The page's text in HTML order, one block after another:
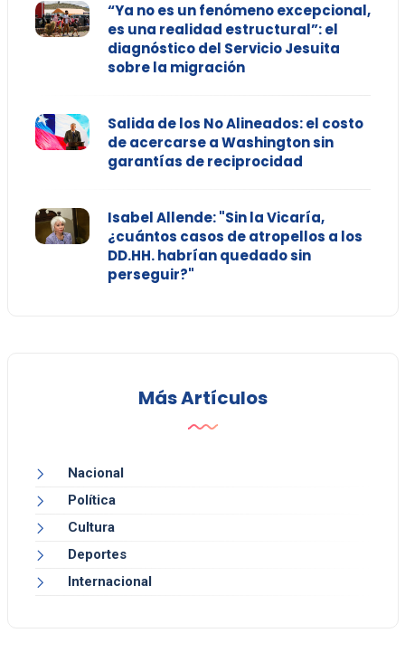
“Ya no es un fenómeno excepcional,
es una realidad estructural”: el
diagnóstico del Servicio Jesuita
sobre la migración
Salida de los No Alineados: el costo
de acercarse a Washington sin
garantías de reciprocidad
Isabel Allende: "Sin la Vicaría,
¿cuántos casos de atropellos a los
DD.HH. habrían quedado sin
perseguir?"
Más Artículos
Nacional
Política
Cultura
Deportes
Internacional